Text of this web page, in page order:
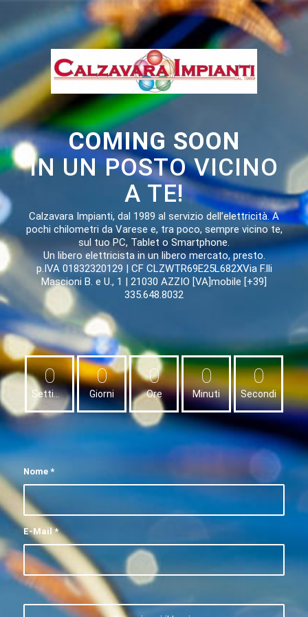
COMING SOON
IN UN POSTO VICINO
A TE!
Calzavara Impianti, dal 1989 al servizio dell’elettricità. A
pochi chilometri da Varese e, tra poco, sempre vicino te,
sul tuo PC, Tablet o Smartphone.
Un libero elettricista in un libero mercato, presto.
p.IVA 01832320129 | CF CLZWTR69E25L682XVia F.lli
Mascioni B. e U., 1 | 21030 AZZIO [VA]mobile [+39]
335.648.8032
0
Settimane
0
Giorni
0
Ore
0
Minuti
0
Secondi
Nome *
E-Mail*